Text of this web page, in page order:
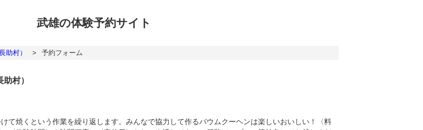
武雄の体験予約サイト
助村） > 予約フォーム
村）
て焼くという作業を繰り返します。みんなで協力して作るバウムクーヘンは楽しいおいしい！〈料